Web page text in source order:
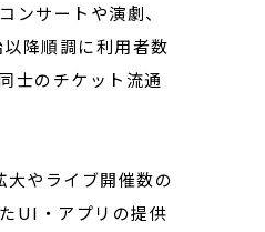
ンサートや演劇、
降順調に利用者数
士のチケット流通
やライブ開催数の
UI・アプリの提供